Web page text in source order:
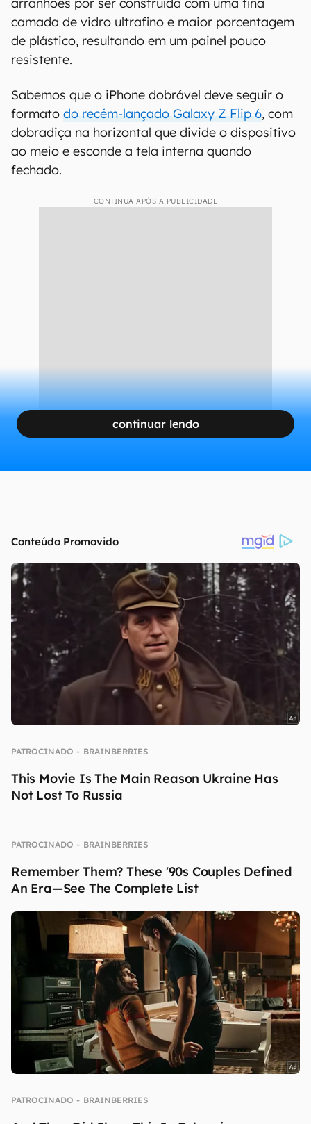
camada de vidro ultrafino e maior porcentagem
de plástico, resultando em um painel pouco
resistente.
Sabemos que o iPhone dobrável deve seguir o
formato do recém-lançado Galaxy Z Flip 6, com
dobradiça na horizontal que divide o dispositivo
ao meio e esconde a tela interna quando
fechado.
CONTINUA APÓS A PUBLICIDADE
continuar lendo